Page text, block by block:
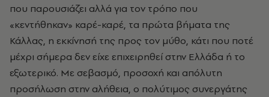
που παρουσιάζει αλλά για τον τρόπο που
«κεντήθηκαν» καρέ-καρέ, τα πρώτα βήματα της
Κάλλας, η εκκίνησή της προς τον μύθο, κάτι που ποτέ
μέχρι σήμερα δεν είχε επιχειρηθεί στην Ελλάδα ή το
εξωτερικό. Με σεβασμό, προσοχή και απόλυτη
προσήλωση στην αλήθεια, ο πολύτιμος συνεργάτης